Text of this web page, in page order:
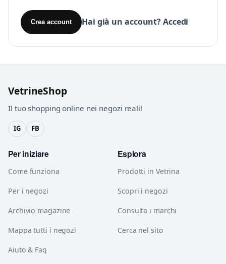
Crea account Hai già un account? Accedi
VetrineShop
Il tuo shopping online nei negozi reali!
IG FB
Per iniziare
Come funziona
Per i negozi
Archivio magazine
Mappa tutti i negozi
Aiuto & Faq
Esplora
Prodotti in Vetrina
Scopri i negozi
Consulta i marchi
Cerca nel sito